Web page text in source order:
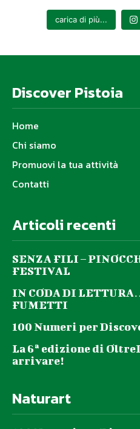
carica di più...
Discover Pistoia
Home
Chi siamo
Promuovi la tua attività
Contatti
Articoli recenti
SENZA FILI –
FESTIVAL
IN CODA DI
FUMETTI
100 Numeri per
La 6ª edizione di
arrivare!
Naturart